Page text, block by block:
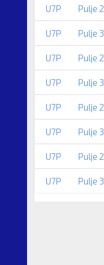
U7P Pulje 2
U7P Pulje 3
U7P Pulje 2
U7P Pulje 3
U7P Pulje 2
U7P Pulje 3
U7P Pulje 2
U7P Pulje 3